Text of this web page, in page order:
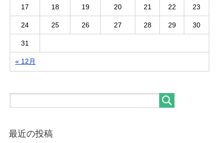
« 12月
17 18 19 20 21 22 23
24 25 26 27 28 29 30
31
最近の投稿